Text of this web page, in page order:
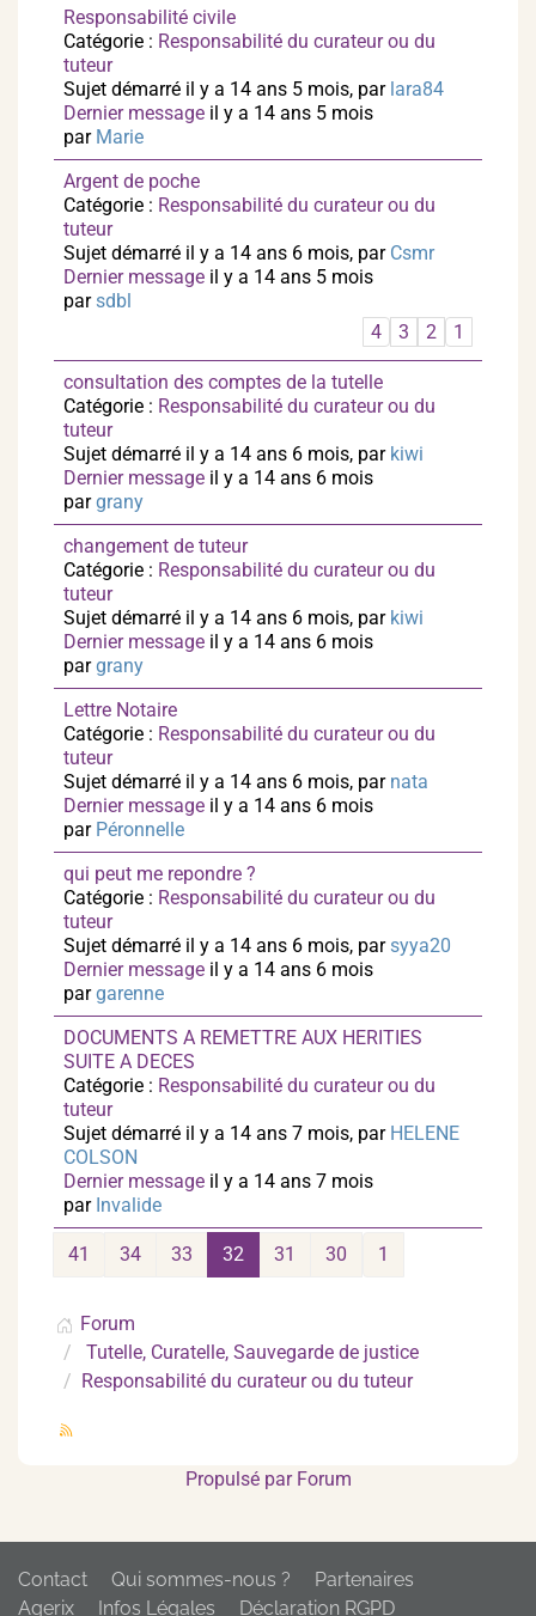
Responsabilité civile
Catégorie : Responsabilité du curateur ou du
tuteur
Sujet démarré il y a 14 ans 5 mois, par lara84
Dernier message il y a 14 ans 5 mois
par Marie
Argent de poche
Catégorie : Responsabilité du curateur ou du
tuteur
Sujet démarré il y a 14 ans 6 mois, par Csmr
Dernier message il y a 14 ans 5 mois
parsdbl
1
2
3
4
consultation des comptes de la tutelle
Catégorie : Responsabilité du curateur ou du
tuteur
Sujet démarré il y a 14 ans 6 mois, par kiwi
Dernier message il y a 14 ans 6 mois
pargrany
changement de tuteur
Catégorie : Responsabilité du curateur ou du
tuteur
Sujet démarré il y a 14 ans 6 mois, par kiwi
Dernier message il y a 14 ans 6 mois
pargrany
Lettre Notaire
Catégorie : Responsabilité du curateur ou du
tuteur
Sujet démarré il y a 14 ans 6 mois, par nata
Dernier message il y a 14 ans 6 mois
par Péronnelle
qui peut me repondre ?
Catégorie : Responsabilité du curateur ou du
tuteur
Sujet démarré il y a 14 ans 6 mois, parsyya20
Dernier message il y a 14 ans 6 mois
pargarenne
DOCUMENTS A REMETTRE AUX HERITIES
SUITE A DECES
Catégorie : Responsabilité du curateur ou du
tuteur
Sujet démarré il y a 14 ans 7 mois, par HELENE
COLSON
Dernier message il y a 14 ans 7 mois
par Invalide
1
30
31
32
33
34
41
Forum
Tutelle, Curatelle, Sauvegarde de justice
Responsabilité du curateur ou du tuteur
Propulsé par Forum
Contact Qui sommes-nous ?
Partenaires
Agerix
Infos Légales Déclaration RGPD